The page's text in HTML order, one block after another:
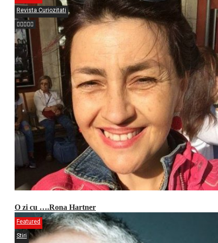
Revista Curiozitati
O zi cu ….Rona Hartner
Featured
Stiri